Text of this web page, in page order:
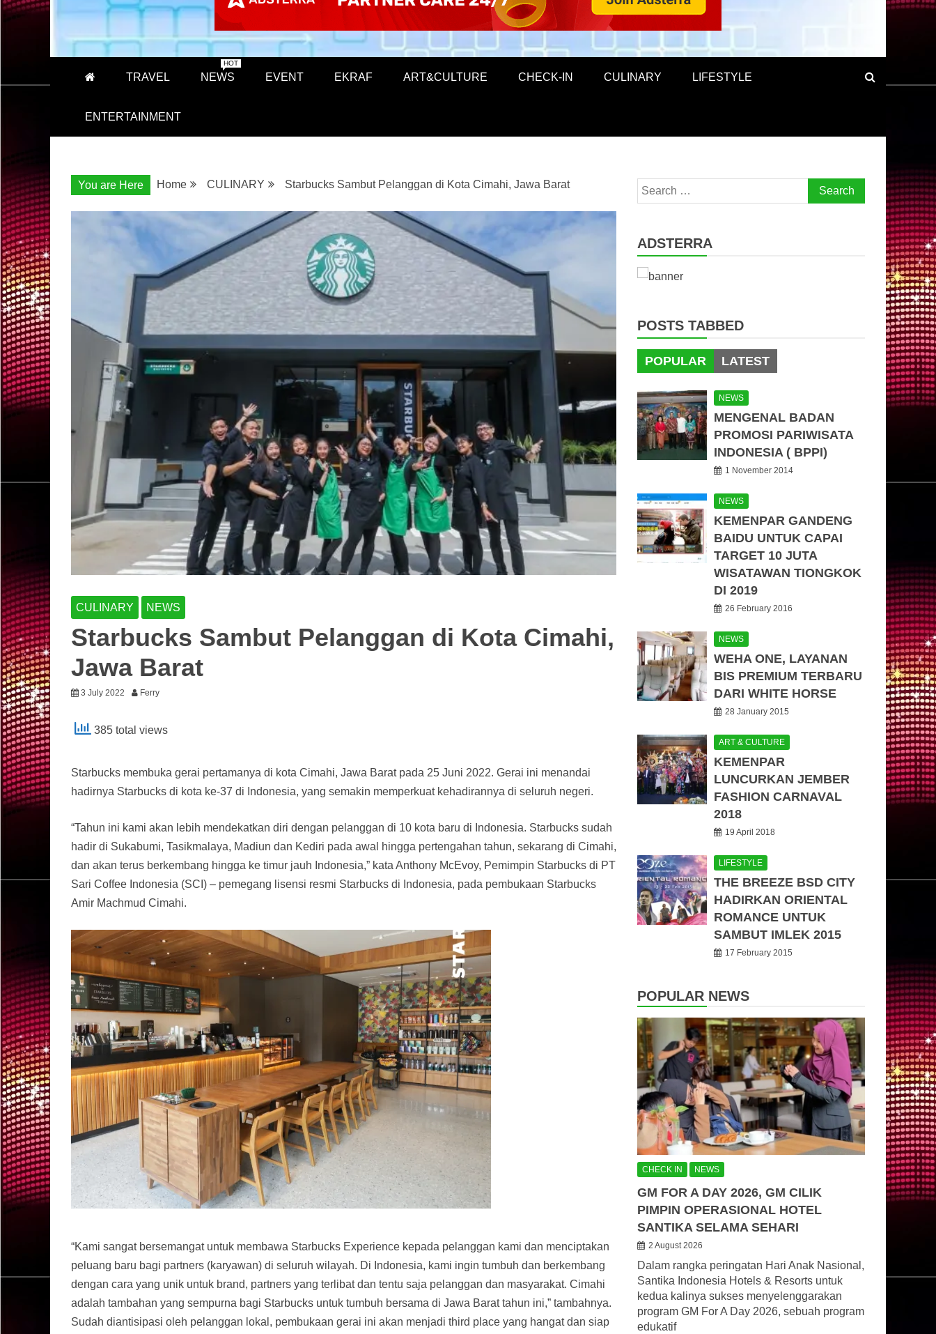
TRAVEL NEWS
HOT
EVENT EKRAF ART&CULTURE CHECK-IN CULINARY LIFESTYLE
ENTERTAINMENT
You are Here Home CULINARY Starbucks Sambut Pelanggan di Kota Cimahi, Jawa Barat
CULINARY NEWS
Starbucks Sambut Pelanggan di Kota Cimahi,
Jawa Barat
3 July 2022 Ferry
385 total views
Starbucks membuka gerai pertamanya di kota Cimahi, Jawa Barat pada 25 Juni 2022. Gerai ini menandai
hadirnya Starbucks di kota ke-37 di Indonesia, yang semakin memperkuat kehadirannya di seluruh negeri.
“Tahun ini kami akan lebih mendekatkan diri dengan pelanggan di 10 kota baru di Indonesia. Starbucks sudah
hadir di Sukabumi, Tasikmalaya, Madiun dan Kediri pada awal hingga pertengahan tahun, sekarang di Cimahi,
dan akan terus berkembang hingga ke timur jauh Indonesia,” kata Anthony McEvoy, Pemimpin Starbucks di PT
Sari Coffee Indonesia (SCI) – pemegang lisensi resmi Starbucks di Indonesia, pada pembukaan Starbucks
Amir Machmud Cimahi.
“Kami sangat bersemangat untuk membawa Starbucks Experience kepada pelanggan kami dan menciptakan
peluang baru bagi partners (karyawan) di seluruh wilayah. Di Indonesia, kami ingin tumbuh dan berkembang
dengan cara yang unik untuk brand, partners yang terlibat dan tentu saja pelanggan dan masyarakat. Cimahi
adalah tambahan yang sempurna bagi Starbucks untuk tumbuh bersama di Jawa Barat tahun ini,” tambahnya.
Sudah diantisipasi oleh pelanggan lokal, pembukaan gerai ini akan menjadi third place yang hangat dan siap
Search
for:
ADSTERRA
POSTS TABBED
POPULAR LATEST
NEWS
MENGENAL BADAN
PROMOSI PARIWISATA
INDONESIA ( BPPI)
1 November 2014
NEWS
KEMENPAR GANDENG
BAIDU UNTUK CAPAI
TARGET 10 JUTA
WISATAWAN TIONGKOK
DI 2019
26 February 2016
NEWS
WEHA ONE, LAYANAN
BIS PREMIUM TERBARU
DARI WHITE HORSE
28 January 2015
ART & CULTURE
KEMENPAR
LUNCURKAN JEMBER
FASHION CARNAVAL
2018
19 April 2018
LIFESTYLE
THE BREEZE BSD CITY
HADIRKAN ORIENTAL
ROMANCE UNTUK
SAMBUT IMLEK 2015
17 February 2015
POPULAR NEWS
CHECK IN NEWS
GM FOR A DAY 2026, GM CILIK
PIMPIN OPERASIONAL HOTEL
SANTIKA SELAMA SEHARI
2 August 2026
Dalam rangka peringatan Hari Anak Nasional,
Santika Indonesia Hotels & Resorts untuk
kedua kalinya sukses menyelenggarakan
program GM For A Day 2026, sebuah program
edukatif